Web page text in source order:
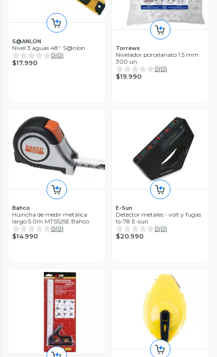
S@ANLON
Nivel 3 aguas 48'' S@nlon
0(0)
$17.990
Torrews
Nivelador porcelanato 1.5 mm
300 un.
0(0)
$19.990
Bahco
Huincha de medir metálica
largo 5.0m MTS525E Bahco
0(0)
$14.990
E-Sun
Detector metales - volt y fugas
ts-78 E-sun
0(0)
$20.990